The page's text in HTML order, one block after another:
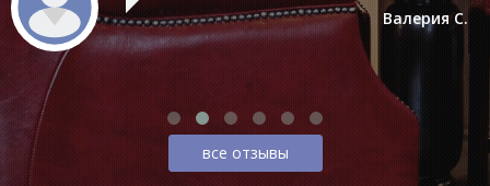
Валерия С.
все отзывы